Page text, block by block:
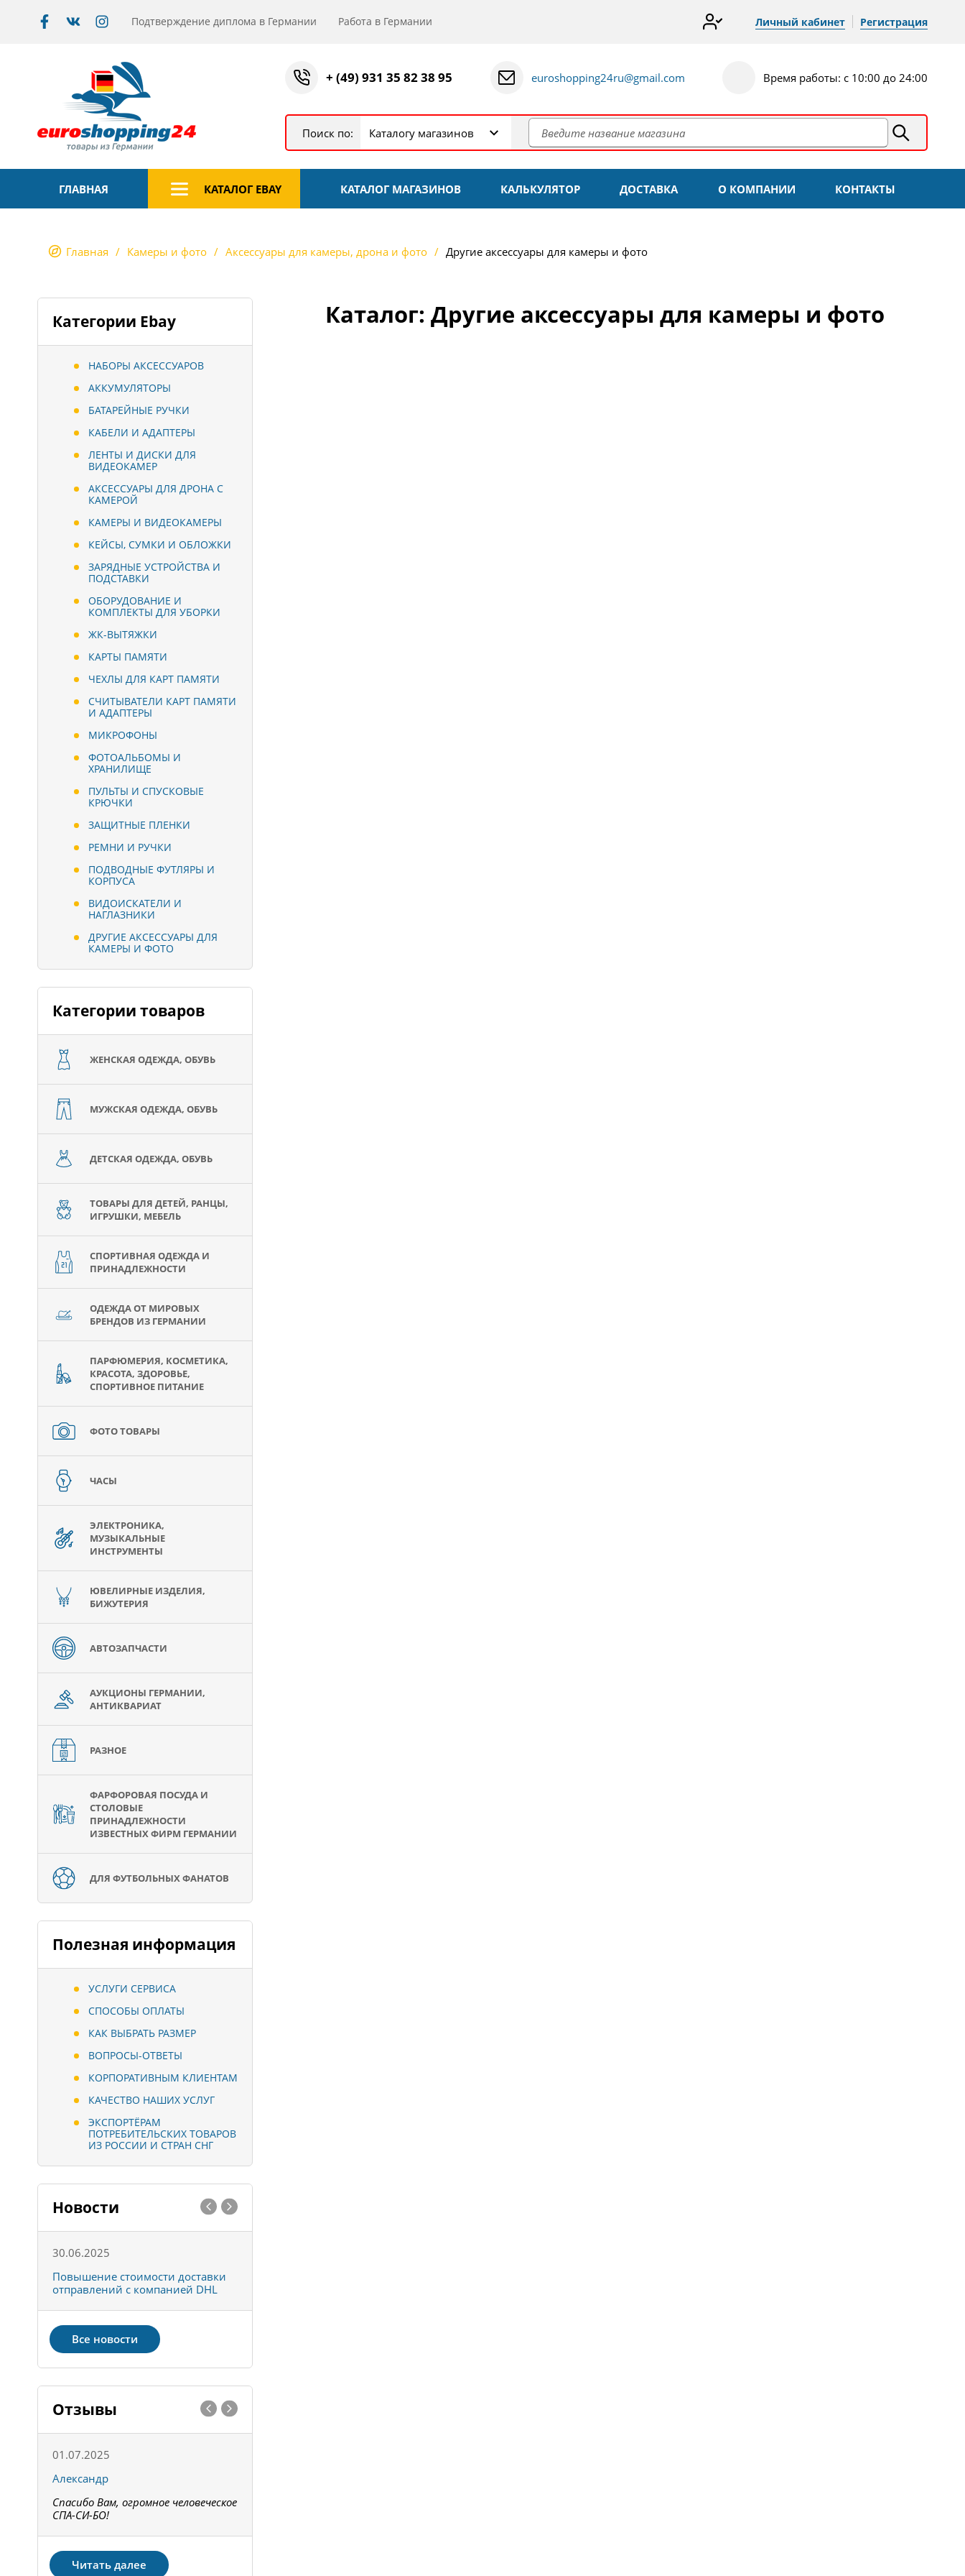
Подтверждение диплома в Германии Работа в Германии Личный кабинет Регистрация
+ (49) 931 35 82 38 95 euroshopping24ru@gmail.com Время работы: с 10:00 до 24:00
Поиск по: Каталогу магазинов
ГЛАВНАЯ КАТАЛОГ EBAY КАТАЛОГ МАГАЗИНОВ КАЛЬКУЛЯТОР ДОСТАВКА О КОМПАНИИ КОНТАКТЫ
Главная Камеры и фото Аксессуары для камеры, дрона и фото Другие аксессуары для камеры и фото
Категории Ebay
НАБОРЫ АКСЕССУАРОВ
АККУМУЛЯТОРЫ
БАТАРЕЙНЫЕ РУЧКИ
КАБЕЛИ И АДАПТЕРЫ
ЛЕНТЫ И ДИСКИ ДЛЯ
ВИДЕОКАМЕР
АКСЕССУАРЫ ДЛЯ ДРОНА С
КАМЕРОЙ
КАМЕРЫ И ВИДЕОКАМЕРЫ
КЕЙСЫ, СУМКИ И ОБЛОЖКИ
ЗАРЯДНЫЕ УСТРОЙСТВА И
ПОДСТАВКИ
ОБОРУДОВАНИЕ И
КОМПЛЕКТЫ ДЛЯ УБОРКИ
ЖК-ВЫТЯЖКИ
КАРТЫ ПАМЯТИ
ЧЕХЛЫ ДЛЯ КАРТ ПАМЯТИ
СЧИТЫВАТЕЛИ КАРТ ПАМЯТИ
И АДАПТЕРЫ
МИКРОФОНЫ
ФОТОАЛЬБОМЫ И
ХРАНИЛИЩЕ
ПУЛЬТЫ И СПУСКОВЫЕ
КРЮЧКИ
ЗАЩИТНЫЕ ПЛЕНКИ
РЕМНИ И РУЧКИ
ПОДВОДНЫЕ ФУТЛЯРЫ И
КОРПУСА
ВИДОИСКАТЕЛИ И
НАГЛАЗНИКИ
ДРУГИЕ АКСЕССУАРЫ ДЛЯ
КАМЕРЫ И ФОТО
Категории товаров
ЖЕНСКАЯ ОДЕЖДА, ОБУВЬ
МУЖСКАЯ ОДЕЖДА, ОБУВЬ
ДЕТСКАЯ ОДЕЖДА, ОБУВЬ
ТОВАРЫ ДЛЯ ДЕТЕЙ, РАНЦЫ,
ИГРУШКИ, МЕБЕЛЬ
СПОРТИВНАЯ ОДЕЖДА И
ПРИНАДЛЕЖНОСТИ
ОДЕЖДА ОТ МИРОВЫХ
БРЕНДОВ ИЗ ГЕРМАНИИ
ПАРФЮМЕРИЯ, КОСМЕТИКА,
КРАСОТА, ЗДОРОВЬЕ,
СПОРТИВНОЕ ПИТАНИЕ
ФОТО ТОВАРЫ
ЧАСЫ
ЭЛЕКТРОНИКА,
МУЗЫКАЛЬНЫЕ
ИНСТРУМЕНТЫ
ЮВЕЛИРНЫЕ ИЗДЕЛИЯ,
БИЖУТЕРИЯ
АВТОЗАПЧАСТИ
АУКЦИОНЫ ГЕРМАНИИ,
АНТИКВАРИАТ
РАЗНОЕ
ФАРФОРОВАЯ ПОСУДА И
СТОЛОВЫЕ
ПРИНАДЛЕЖНОСТИ
ИЗВЕСТНЫХ ФИРМ ГЕРМАНИИ
ДЛЯ ФУТБОЛЬНЫХ ФАНАТОВ
Полезная информация
УСЛУГИ СЕРВИСА
СПОСОБЫ ОПЛАТЫ
КАК ВЫБРАТЬ РАЗМЕР
ВОПРОСЫ-ОТВЕТЫ
КОРПОРАТИВНЫМ КЛИЕНТАМ
КАЧЕСТВО НАШИХ УСЛУГ
ЭКСПОРТЁРАМ
ПОТРЕБИТЕЛЬСКИХ ТОВАРОВ
ИЗ РОССИИ И СТРАН СНГ
Новости
30.06.2025
Повышение стоимости доставки
отправлений с компанией DHL
Все новости
Отзывы
01.07.2025
Александр
Спасибо Вам, огромное человеческое
СПА-СИ-БО!
Читать далее
Каталог: Другие аксессуары для камеры и фото